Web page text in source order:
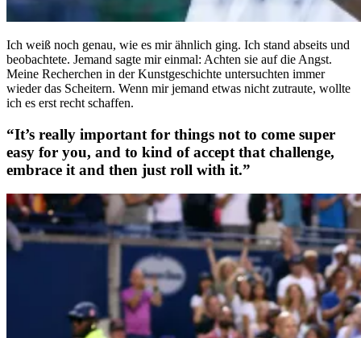
Ich weiß noch genau, wie es mir ähnlich ging. Ich stand abseits und
beobachtete. Jemand sagte mir einmal: Achten sie auf die Angst.
Meine Recherchen in der Kunstgeschichte untersuchten immer
wieder das Scheitern. Wenn mir jemand etwas nicht zutraute, wollte
ich es erst recht schaffen.
“It’s really important for things not to come super
easy for you, and to kind of accept that challenge,
embrace it and then just roll with it.”